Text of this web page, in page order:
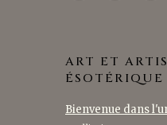
ART ET
ÉSOTÉRIQUE
Bienvenue dans